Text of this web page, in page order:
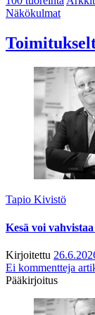
Näkökulmat
Tapio Kivistö
Kesä voi
Kirjoitettu
Ei kommentteja
Pääkirjoitus